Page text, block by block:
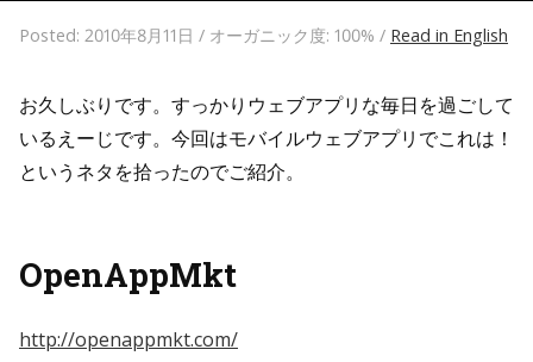
Posted: 2010年8月11日 / オーガニック度: 100% / Read in English
お久しぶりです。すっかりウェブアプリな毎日を過ごして
いるえーじです。今回はモバイルウェブアプリでこれは！
というネタを拾ったのでご紹介。
OpenAppMkt
http://openappmkt.com/